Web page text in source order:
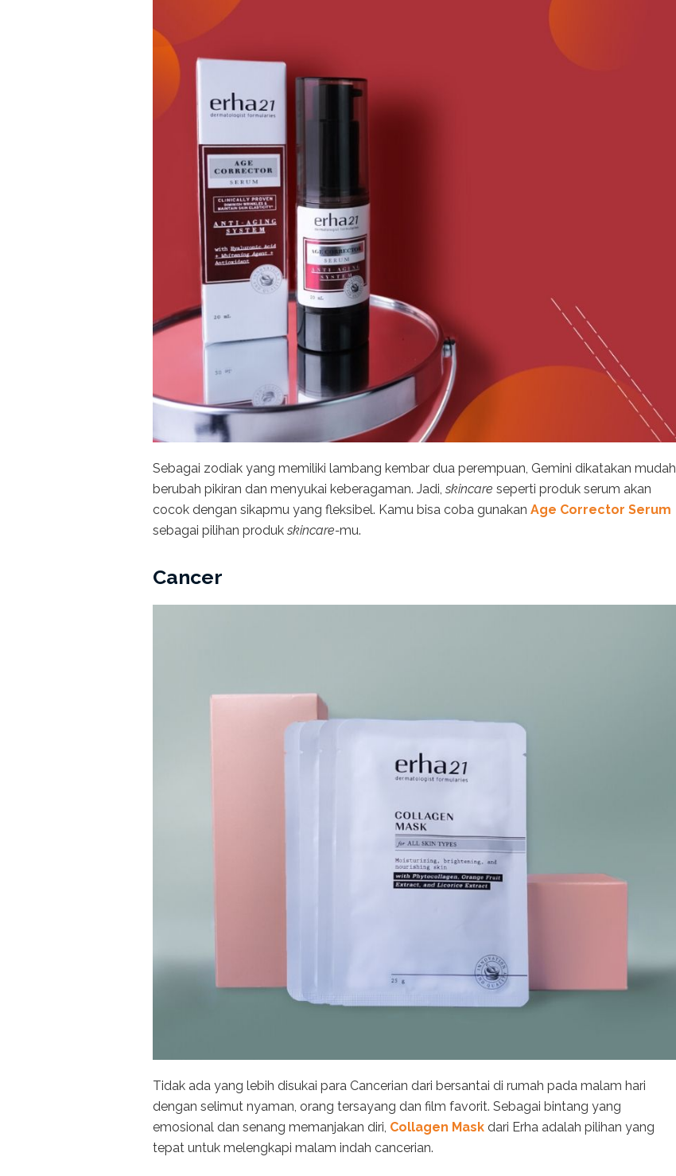
Sebagai zodiak yang memiliki lambang kembar dua perempuan, Gemini dikatakan mudah
berubah pikiran dan menyukai keberagaman. Jadi, skincare seperti produk serum akan
cocok dengan sikapmu yang fleksibel. Kamu bisa coba gunakan Age Corrector Serum
sebagai pilihan produk skincare-mu.
Cancer
Tidak ada yang lebih disukai para Cancerian dari bersantai di rumah pada malam hari
dengan selimut nyaman, orang tersayang dan film favorit. Sebagai bintang yang
emosional dan senang memanjakan diri, Collagen Mask dari Erha adalah pilihan yang
tepat untuk melengkapi malam indah cancerian.